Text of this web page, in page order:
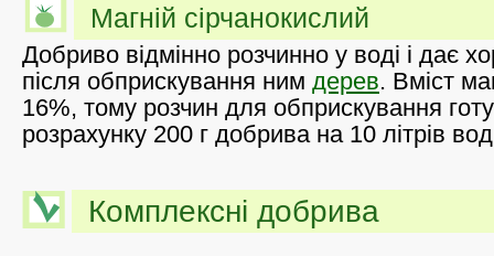
Магній сірчанокислий
Добриво відмінно розчинно у воді і дає
після обприскування ним дерев. Вміст
16%, тому розчин для обприскування
розрахунку 200 г добрива на 10 літрів
Комплексні добрива